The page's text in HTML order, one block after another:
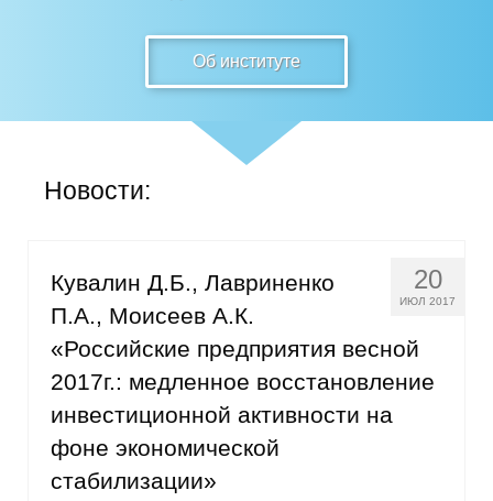
Выпуски
Редакционная этика
Информация для авторов
Общие требования
Энергетический семинар
Российско-французский семинар
ЦДУ
Об институте
Новости:
20
ИЮЛ 2017
Кувалин Д.Б., Лавриненко
П.А., Моисеев А.К.
«Российские предприятия весной
2017г.: медленное восстановление
инвестиционной активности на
фоне экономической
стабилизации»